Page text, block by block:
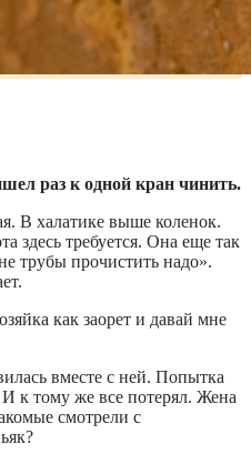
раз к одной кран чинить.
В халатике выше коленок.
здесь требуется. Она еще так
трубы прочистить надо».
как заорет и давай мне
вместе с ней. Попытка
к тому же все потерял. Жена
смотрели с